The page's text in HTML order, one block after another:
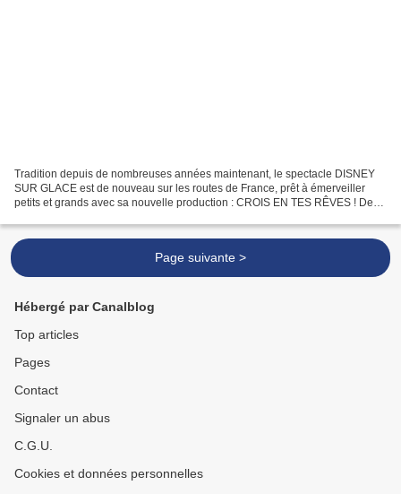
Tradition depuis de nombreuses années maintenant, le spectacle DISNEY
SUR GLACE est de nouveau sur les routes de France, prêt à émerveiller
petits et grands avec sa nouvelle production : CROIS EN TES RÊVES ! De
Page suivante >
Hébergé par Canalblog
Top articles
Pages
Contact
Signaler un abus
C.G.U.
Cookies et données personnelles